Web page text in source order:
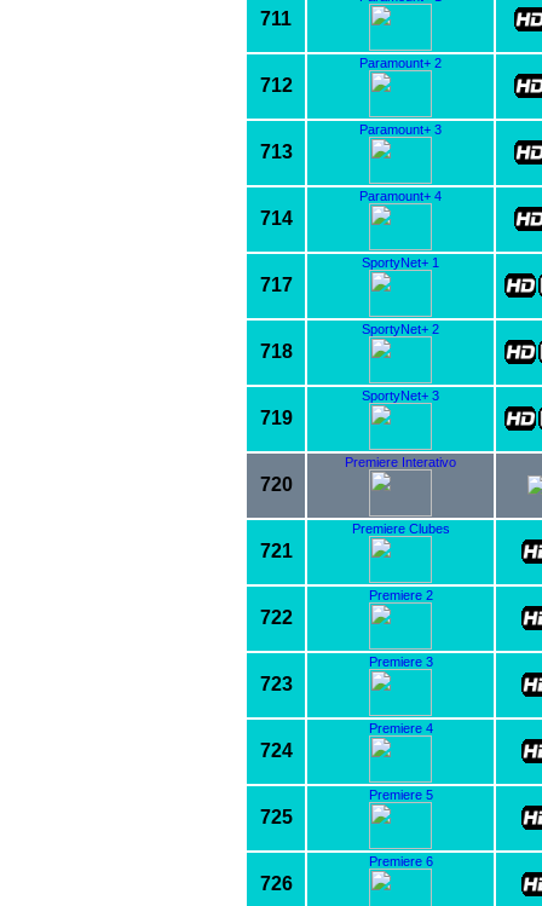
711
712
Paramount+ 2
713
Paramount+ 3
714
Paramount+ 4
717
SportyNet+ 1
718
SportyNet+ 2
719
SportyNet+ 3
720
Premiere Interativo
721
Premiere Clubes
722
Premiere 2
723
Premiere 3
724
Premiere 4
725
Premiere 5
726
Premiere 6